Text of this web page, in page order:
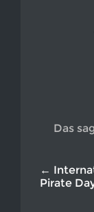
Das
←
Pirate